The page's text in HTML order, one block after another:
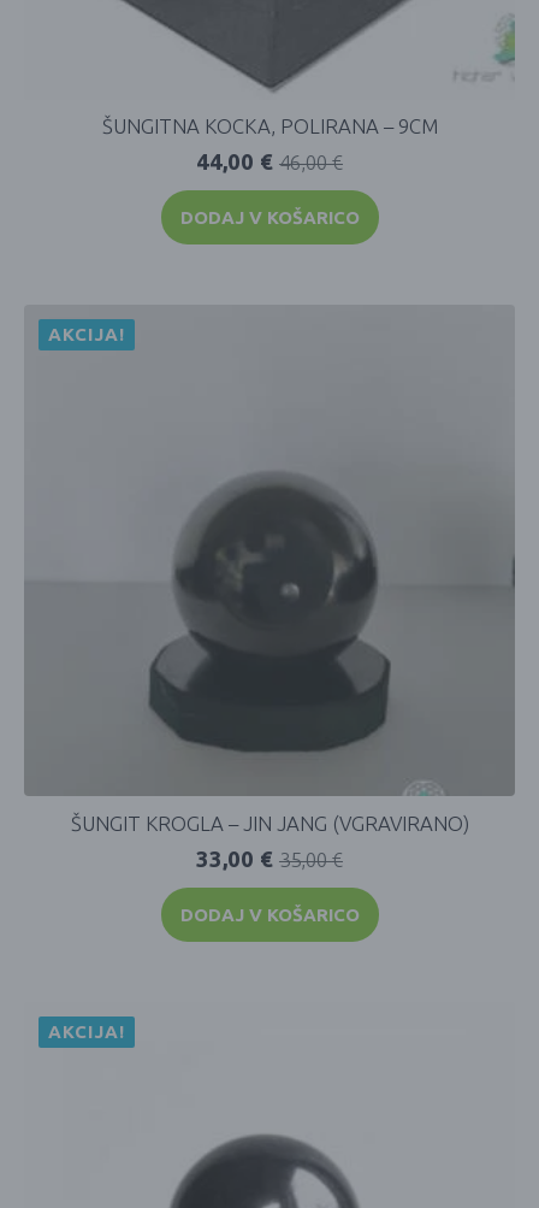
ŠUNGITNA KOCKA, POLIRANA – 9CM
46,00€
44,00 €
DODAJ V KOŠARICO
AKCIJA!
ŠUNGIT KROGLA – JIN JANG (VGRAVIRANO)
35,00€
33,00 €
DODAJ V KOŠARICO
AKCIJA!